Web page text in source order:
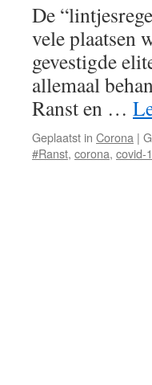
De
vele plaatsen
gevestigde
allemaal
Ranst en …
Geplaatst in Corona |
#Ranst, corona, covid-